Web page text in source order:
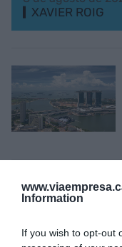
Information
If you wish to opt-out
XAVIER ROIG